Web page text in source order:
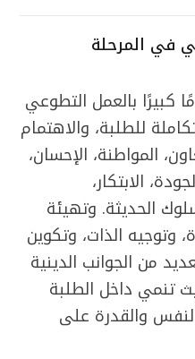
في المرحلة
كبيرًا بالعمل التطوعي
للطلبة، والاهتمام
المواطنة، الإحسان،
الابتكار،
الحديثة. وتهيئة
وتوجيه الذات، وتكوين
من الجوانب الدينية
تنمي داخل الطلبة
والقدرة على